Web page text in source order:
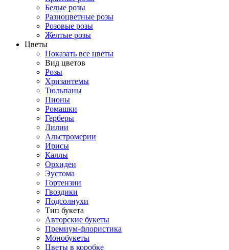
Белые розы
Разноцветные розы
Розовые розы
Желтые розы
Цветы
Показать все цветы
Вид цветов
Розы
Хризантемы
Тюльпаны
Пионы
Ромашки
Герберы
Лилии
Альстромерии
Ирисы
Каллы
Орхидеи
Эустома
Гортензии
Гвоздики
Подсолнухи
Тип букета
Авторские букеты
Премиум-флористика
Монобукеты
Цветы в коробке